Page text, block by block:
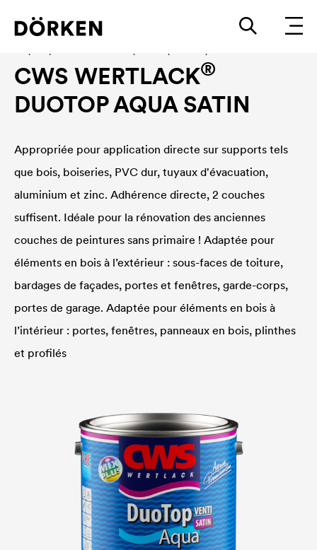
CWS WERTLACK®
DUOTOP AQUA SATIN
Appropriée pour application directe sur supports tels
que bois, boiseries, PVC dur, tuyaux d'évacuation,
aluminium et zinc. Adhérence directe, 2 couches
suffisent. Idéale pour la rénovation des anciennes
couches de peintures sans primaire ! Adaptée pour
éléments en bois à l’extérieur : sous-faces de toiture,
bardages de façades, portes et fenêtres, garde-corps,
portes de garage. Adaptée pour éléments en bois à
l’intérieur : portes, fenêtres, panneaux en bois, plinthes
et profilés